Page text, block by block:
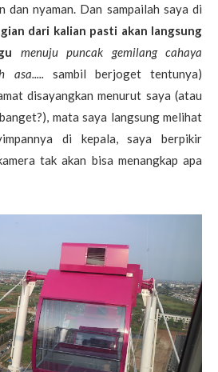
dan nyaman. Dan sampailah saya di
dari kalian pasti akan langsung
menuju puncak gemilang cahaya
asa..... sambil berjoget tentunya)
disayangkan menurut saya (atau
mata saya langsung melihat
di kepala, saya berpikir
tak akan bisa menangkap apa